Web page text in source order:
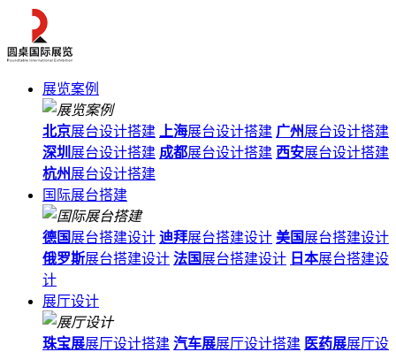
展览案例
北京展台设计搭建 上海展台设计搭建 广州展台设计搭建
深圳 展台设计搭建 成都展台设计搭建 西安展台设计搭建
杭州展台设计搭建
国际展台搭建
德国 展台搭建设计 迪拜展台搭建设计 美国 展台搭建设计
俄罗斯展台搭建设计 法国 展台搭建设计 日本展台搭建设
计
展厅设计
珠宝展展厅设计搭建 汽车展展厅设计搭建 医药展展厅设